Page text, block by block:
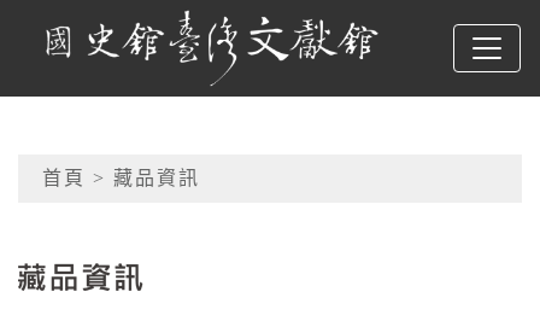
國史館臺灣文獻館
網頁導覽
首頁 > 藏品資訊